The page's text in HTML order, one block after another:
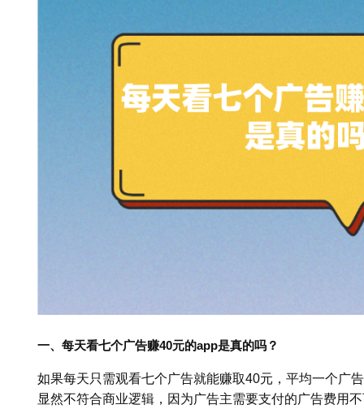
一、每天看七个广告赚40元的app是真的吗？
如果每天只需观看七个广告就能赚取40元，平均一个广
显然不符合商业逻辑，因为广告主需要支付的广告费用